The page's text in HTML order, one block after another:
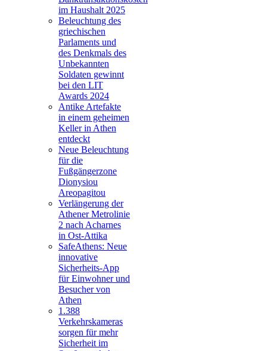
im Haushalt 2025
Beleuchtung des
griechischen
Parlaments und
des Denkmals des
Unbekannten
Soldaten gewinnt
bei den LIT
Awards 2024
Antike Artefakte
in einem geheimen
Keller in Athen
entdeckt
Neue Beleuchtung
für die
Fußgängerzone
Dionysiou
Areopagitou
Verlängerung der
Athener Metrolinie
2 nach Acharnes
in Ost-Attika
SafeAthens: Neue
innovative
Sicherheits-App
für Einwohner und
Besucher von
Athen
1.388
Verkehrskameras
sorgen für mehr
Sicherheit im